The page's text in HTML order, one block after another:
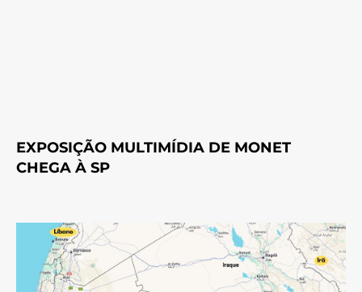
EXPOSIÇÃO MULTIMÍDIA DE MONET
CHEGA À SP